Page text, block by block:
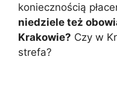
koniecznością
niedziele też
Krakowie? Czy w
strefa?